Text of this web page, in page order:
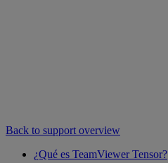
Back to support overview
¿Qué es TeamViewer Tensor?